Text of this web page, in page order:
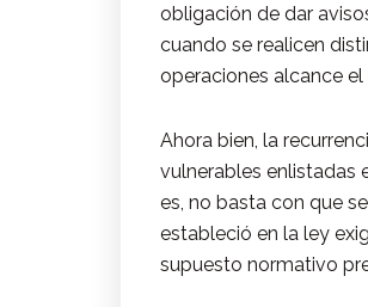
obligación de dar
cuando se realicen
operaciones alcance
Ahora bien, la
vulnerables enlistadas
es, no basta con que
estableció en la ley
supuesto normativo